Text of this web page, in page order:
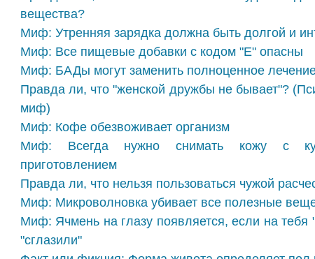
вещества?
Миф: Утренняя зарядка должна быть долгой и
Миф: Все пищевые добавки с кодом "Е" опасны
Миф: БАДы могут заменить полноценное
Правда ли, что "женской дружбы не бывает"?
миф)
Миф: Кофе обезвоживает организм
Миф: Всегда нужно снимать кожу с
приготовлением
Правда ли, что нельзя пользоваться чужой
Миф: Микроволновка убивает все полезные
Миф: Ячмень на глазу появляется, если на тебя
"сглазили"